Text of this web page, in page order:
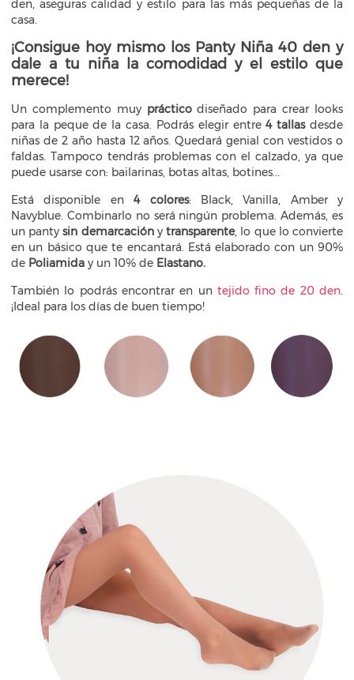
den, aseguras calidad y estilo para las más pequeñas de la
casa.
¡Consigue hoy mismo los Panty Niña 40 den y
dale a tu niña la comodidad y el estilo que
merece!
Un complemento muy prácticodiseñado para crear looks
para la peque de la casa. Podrás elegir entre4 tallasdesde
niñas de 2 año hasta 12 años. Quedará genial con vestidos o
faldas. Tampoco tendrás problemas con el calzado, ya que
puede usarse con: bailarinas, botas altas, botines...
Está disponible en4 colores: Black, Vanilla, Amber y
Navyblue. Combinarlo no será ningún problema. Además, es
un pantysin demarcaciónytransparente, lo que lo convierte
en un básico que te encantará. Está elaborado con un 90%
de Poliamida y un 10% de Elastano.
También lo podrás encontrar en un tejido fino de 20 den.
¡Ideal para los días de buen tiempo!